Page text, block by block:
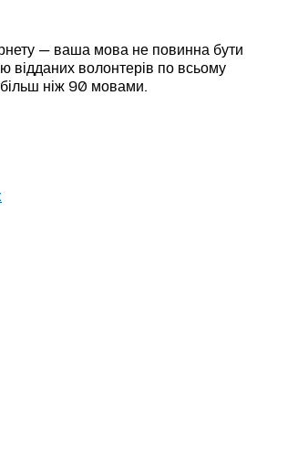
— ваша мова не повинна бути
волонтерів по всьому
ніж 90 мовами.